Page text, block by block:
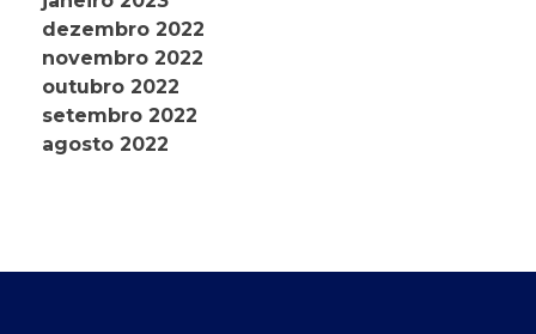
dezembro 2022
novembro 2022
outubro 2022
setembro 2022
agosto 2022